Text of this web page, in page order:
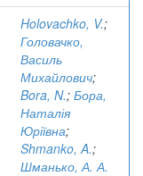
Holovachko, V.;
Головачко,
Василь
Михайлович;
Bora, N.; Бора,
Наталія
Юріївна;
Shmanko, A.;
Шманько, А. А.